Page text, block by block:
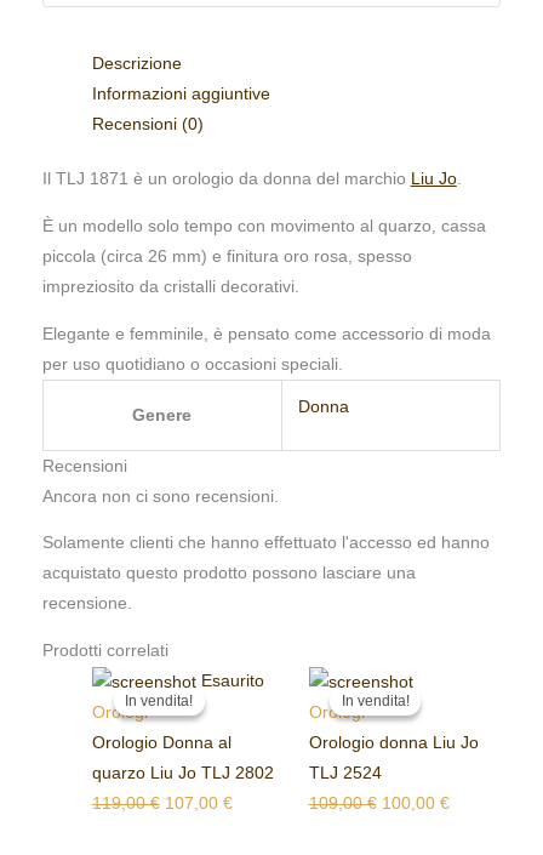
Descrizione
Informazioni aggiuntive
Recensioni (0)
Il TLJ 1871 è un orologio da donna del marchio Liu Jo.
È un modello solo tempo con movimento al quarzo, cassa
piccola (circa 26 mm) e finitura oro rosa, spesso
impreziosito da cristalli decorativi.
Elegante e femminile, è pensato come accessorio di moda
per uso quotidiano o occasioni speciali.
Genere Donna
Recensioni
Ancora non ci sono recensioni.
Solamente clienti che hanno effettuato l'accesso ed hanno
acquistato questo prodotto possono lasciare una
recensione.
Prodotti correlati
In vendita!
Esaurito
In vendita!
Orologi
Orologio Donna al
quarzo Liu Jo TLJ 2802
119,00€
Il
prezzo
originale
era:
119,00 €.
107,00 €
Il
attuale
è:
107,00 €.
In vendita!
In vendita!
Orologi
Orologio donna Liu Jo
TLJ 2524
109,00€
Il
prezzo
originale
109,00 €.
100,00 €
attuale
100,00 €.